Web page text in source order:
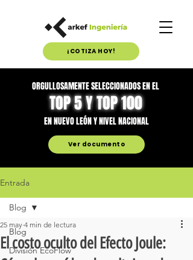
¡COTIZA HOY!
ORGULLOSAMENTE SELECCIONADOS EN EL
TOP 5 Y TOP 100
EN NUEVO LEÓN Y NIVEL NACIONAL
Ver documento
Entrada
Blog
División EcoFlow
Blog
El costo oculto del Efecto Joule:
25 may 4 min de lectura